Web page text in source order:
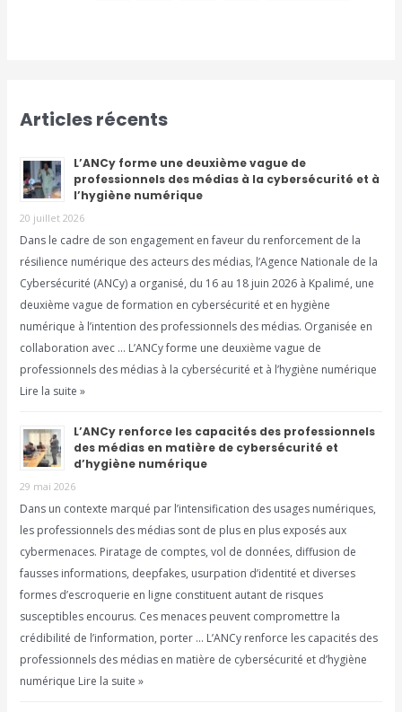
Articles récents
L’ANCy forme une deuxième vague de
professionnels des médias à la cybersécurité et à
l’hygiène numérique
20 juillet 2026
Dans le cadre de son engagement en faveur du renforcement de la
résilience numérique des acteurs des médias, l’Agence Nationale de la
Cybersécurité (ANCy) a organisé, du 16 au 18 juin 2026 à Kpalimé, une
deuxième vague de formation en cybersécurité et en hygiène
numérique à l’intention des professionnels des médias. Organisée en
collaboration avec … L’ANCy forme une deuxième vague de
professionnels des médias à la cybersécurité et à l’hygiène numérique
Lire la suite »
L’ANCy renforce les capacités des professionnels
des médias en matière de cybersécurité et
d’hygiène numérique
29 mai 2026
Dans un contexte marqué par l’intensification des usages numériques,
les professionnels des médias sont de plus en plus exposés aux
cybermenaces. Piratage de comptes, vol de données, diffusion de
fausses informations, deepfakes, usurpation d’identité et diverses
formes d’escroquerie en ligne constituent autant de risques
susceptibles encourus. Ces menaces peuvent compromettre la
crédibilité de l’information, porter … L’ANCy renforce les capacités des
professionnels des médias en matière de cybersécurité et d’hygiène
numérique Lire la suite »